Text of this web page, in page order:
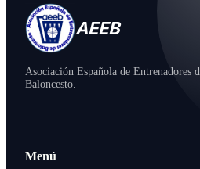
AEEB
Asociación Española de Entrenadores
Baloncesto.
Menú